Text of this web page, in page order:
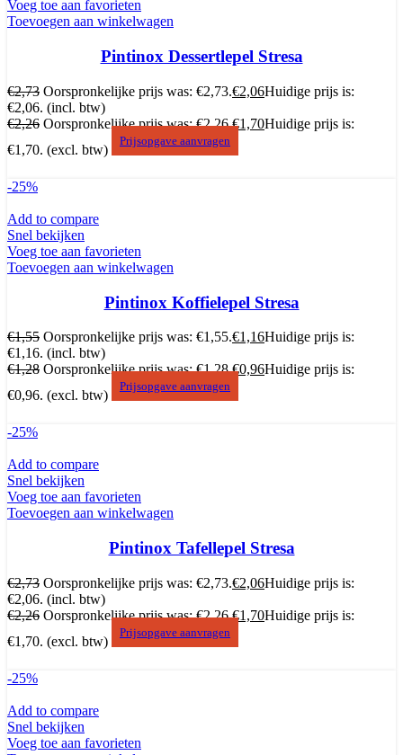
Voeg toe aan favorieten
Toevoegen aan winkelwagen
Pintinox Dessertlepel Stresa
€2,73 Oorspronkelijke prijs was: €2,73.€2,06Huidige prijs is:
€2,06. (incl. btw)
€2,26 Oorspronkelijke prijs was: €2,26.€1,70Huidige prijs is:
€1,70. (excl. btw)
Prijsopgave aanvragen
-25%
Add to compare
Snel bekijken
Voeg toe aan favorieten
Toevoegen aan winkelwagen
Pintinox Koffielepel Stresa
€1,55 Oorspronkelijke prijs was: €1,55.€1,16Huidige prijs is:
€1,16. (incl. btw)
€1,28 Oorspronkelijke prijs was: €1,28.€0,96Huidige prijs is:
€0,96. (excl. btw)
Prijsopgave aanvragen
-25%
Add to compare
Snel bekijken
Voeg toe aan favorieten
Toevoegen aan winkelwagen
Pintinox Tafellepel Stresa
€2,73 Oorspronkelijke prijs was: €2,73.€2,06Huidige prijs is:
€2,06. (incl. btw)
€2,26 Oorspronkelijke prijs was: €2,26.€1,70Huidige prijs is:
€1,70. (excl. btw)
Prijsopgave aanvragen
-25%
Add to compare
Snel bekijken
Voeg toe aan favorieten